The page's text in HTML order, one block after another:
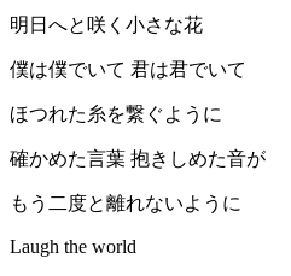
明日へと咲く小さな花
僕は僕でいて 君は君でいて
ほつれた糸を繋ぐように
確かめた言葉 抱きしめた音が
もう二度と離れないように
Laugh the world